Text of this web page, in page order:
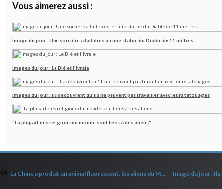
Vous aimerez aussi :
Image du jour : Une sorcière a fait dresser une statue du Diable de 11 mètres
Images du jour : Le Blé et l'Ivraie
Images du jour : Ils découvrent qu'ils ne peuvent pas travailler avec leurs tatouages
"La plupart des religions du monde sont liées à des aliens"
La Chine a produit un animal fluorescent, les aliens du Mexique ont encore une fois été authentifiés